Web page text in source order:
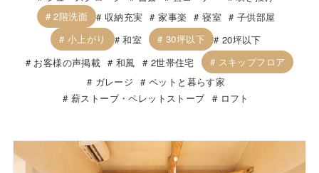
2階洗面
収納充実 家事楽 寝室
子供部屋
小上がり
和室 30坪以下
20坪以下
お客様の声掲載
和風 2世帯住宅
スキップフロア
ガレージ
ペットと暮らす家
薪ストーブ・ペレットストーブ
ロフト